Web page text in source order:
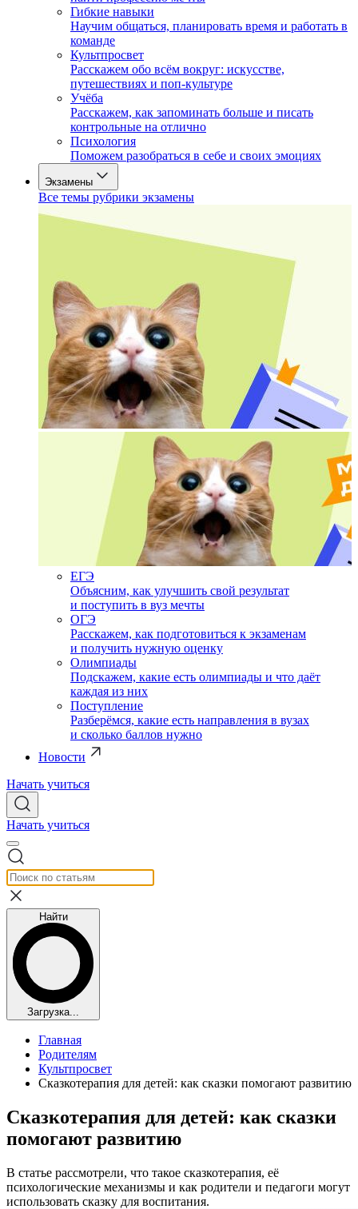
Гибкие навыки
Научим общаться, планировать время и работать в
команде
Культпросвет
Расскажем обо всём вокруг: искусстве,
путешествиях и поп-культуре
Учёба
Расскажем, как запоминать больше и писать
контрольные на отлично
Психология
Поможем разобраться в себе и своих эмоциях
Экзамены
Все темы рубрики экзамены
ЕГЭ
Объясним, как улучшить свой результат
и поступить в вуз мечты
ОГЭ
Расскажем, как подготовиться к экзаменам
и получить нужную оценку
Олимпиады
Подскажем, какие есть олимпиады и что даёт
каждая из них
Поступление
Разберёмся, какие есть направления в вузах
и сколько баллов нужно
Новости
Начать учиться
Начать учиться
Найти
Загрузка...
Главная
Родителям
Культпросвет
Сказкотерапия для детей: как сказки помогают развитию
Сказкотерапия для детей: как сказки
помогают развитию
В статье рассмотрели, что такое сказкотерапия, её
психологические механизмы и как родители и педагоги могут
использовать сказку для воспитания.